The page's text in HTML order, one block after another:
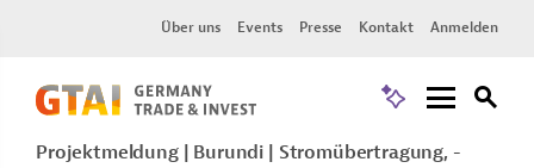
Über uns Events Presse Kontakt Anmelden
Projektmeldung Burundi
Stromübertragung, -